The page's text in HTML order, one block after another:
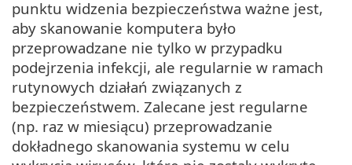
punktu widzenia bezpieczeństwa ważne jest,
aby skanowanie komputera było
przeprowadzane nie tylko w przypadku
podejrzenia infekcji, ale regularnie w ramach
rutynowych działań związanych z
bezpieczeństwem. Zalecane jest regularne
(np. raz w miesiącu) przeprowadzanie
dokładnego skanowania systemu w celu